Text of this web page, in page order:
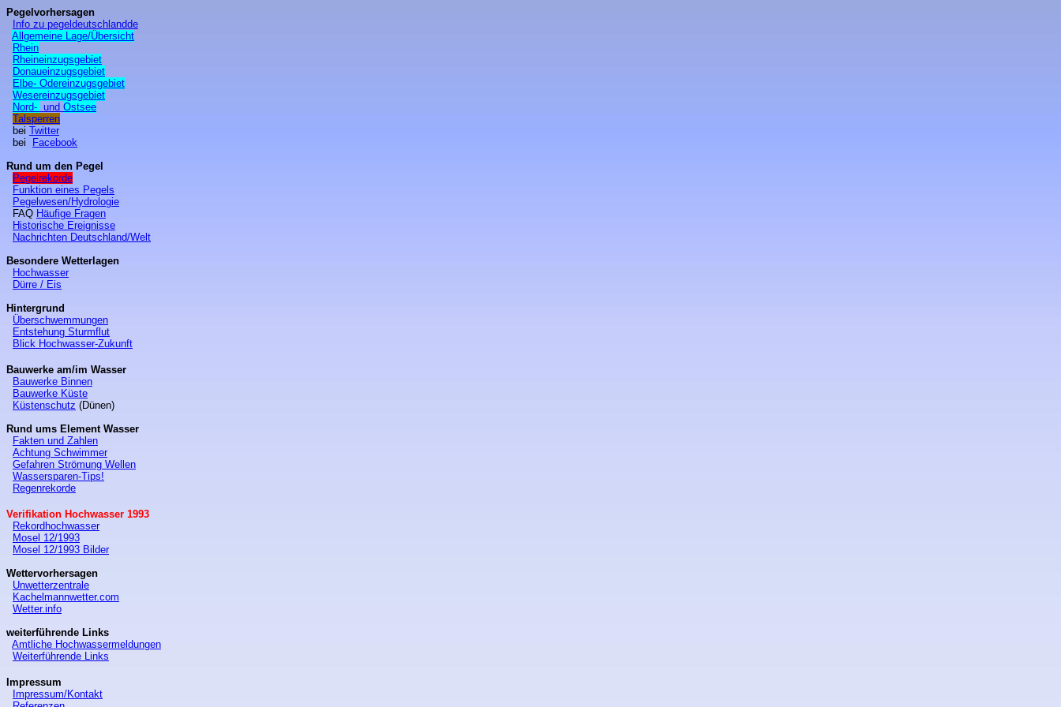
Pegelvorhersagen
Info zu pegeldeutschlandde
Allgemeine Lage/Übersicht
Rhein
Rheineinzugsgebiet
Donaueinzugsgebiet
Elbe- Odereinzugsgebiet
Wesereinzugsgebiet
Nord- und Ostsee
Talsperren
bei Twitter
bei
Facebook
Rund um den Pegel
Pegelrekorde
Funktion eines Pegels
Pegelwesen/Hydrologie
FAQ Häufige Fragen
Historische Ereignisse
Nachrichten Deutschland/Wel t
Besondere Wetterlagen
Hochwasser
Dürre / Eis
Hintergrund
Überschwemmungen
Entstehung Sturmflut
Blick Hochwasser-Zukunft
Bauwerke am/im Wasser
Bauwerke Binnen
Bauwerke Küste
Küstenschutz (Dünen)
Rund ums Element Wasser
Fakten und Zahlen
Achtung Schwimmer
Gefahren Strömung Wellen
Wassersparen-Tips!
Regenrekorde
Verifikation Hochwasser 1993
Rekordhochwasser
Mosel 12/1993
Mosel 12/1993 Bilder
Wettervorhersagen
Unwetterzentrale
Kachelmannwetter.com
Wetter.info
weiterführende Links
Amtliche Hochwassermeldungen
Weiterführende Links
Impressum
Impressum/Kontakt